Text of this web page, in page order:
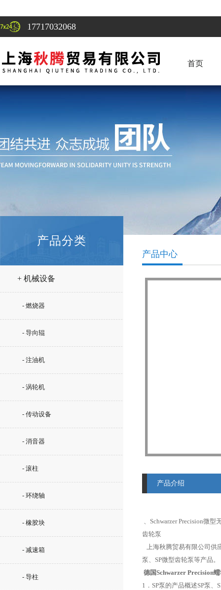
17717032068
首页
产品分类
+ 机械设备
- 燃烧器
- 导向辊
- 注油机
- 涡轮机
- 传动设备
- 消音器
- 滚柱
- 环绕轴
- 橡胶块
- 减速箱
- 导柱
产品中心
产品介绍
、Schwarzer Precision微型
齿轮泵
上海秋腾贸易有限公司供
泵、SP微型齿轮泵等产品。
德国Schwarzer Precision
1．SP泵的产品概述SP泵